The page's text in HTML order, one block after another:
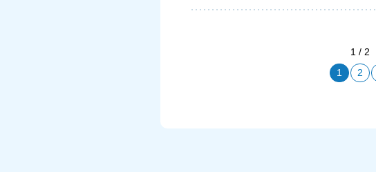
1 / 2
1
2